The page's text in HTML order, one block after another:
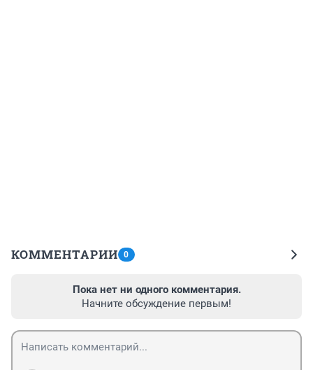
КОММЕНТАРИИ 0
Пока нет ни одного комментария.
Начните обсуждение первым!